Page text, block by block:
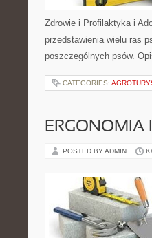
Zdrowie i Profilaktyka i
przedstawienia wielu ras
poszczególnych psów.
CATEGORIES:
ERGONOMIA
POSTED BY ADMIN